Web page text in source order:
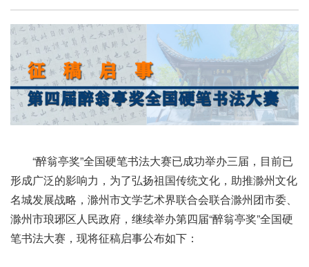
“醉翁亭奖”全国硬笔书法大赛已成功举办三届，目前已
形成广泛的影响力，为了弘扬祖国传统文化，助推滁州文化
名城发展战略，滁州市文学艺术界联合会联合滁州团市委、
滁州市琅琊区人民政府，继续举办第四届“醉翁亭奖”全国硬
笔书法大赛，现将征稿启事公布如下：